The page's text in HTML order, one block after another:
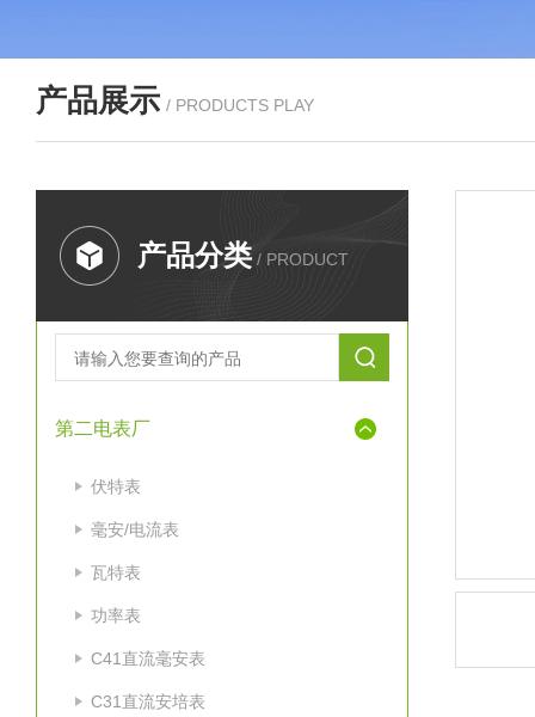
产品展示 / PRODUCTS PLAY
产品分类 / PRODUCT
第二电表厂
伏特表
毫安/电流表
瓦特表
功率表
C41直流毫安表
C31直流安培表